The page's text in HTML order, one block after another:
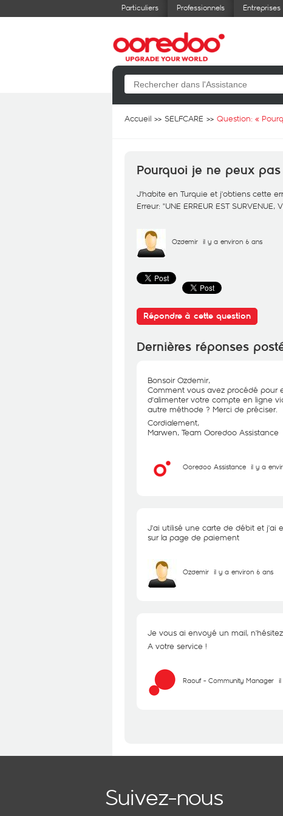
Particuliers Professionnels Entreprises
Accueil SELFCARE Question: «
Pourquoi je ne peux
J'habite en Turquie et j'obtiens cette
Erreur: "UNE ERREUR EST SURVENUE,
Ozdemir il y a environ 6 ans
Répondre à cette question
Dernières réponses
Bonsoir Ozdemir,
Comment vous avez procédé pour
d'alimenter votre compte en ligne
autre méthode ? Merci de préciser.
Cordialement,
Marwen, Team Ooredoo Assistance
Ooredoo Assistance il y a
J'ai utilisé une carte de débit et j'ai
sur la page de paiement
Ozdemir il y a environ 6 ans
Je vous ai envoyé un mail,
A votre service !
Raouf - Community Manager
Suivez-nous